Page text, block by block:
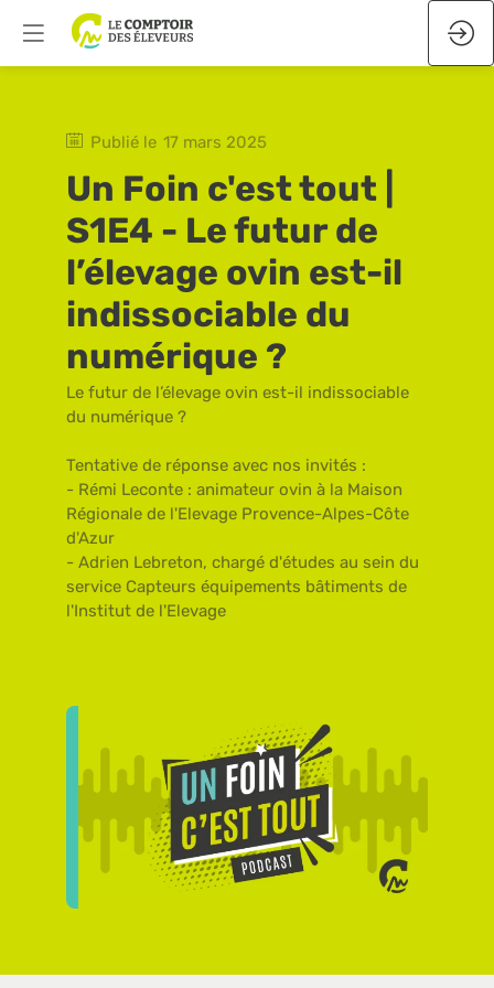
Publié le 17 mars 2025
Un Foin c'est tout |
S1E4 - Le futur de
l’élevage ovin est-il
indissociable du
numérique ?
Le futur de l’élevage ovin est-il indissociable
du numérique ?
Tentative de réponse avec nos invités :
- Rémi Leconte : animateur ovin à la Maison
Régionale de l'Elevage Provence-Alpes-Côte
d'Azur
- Adrien Lebreton, chargé d'études au sein du
service Capteurs équipements bâtiments de
l'Institut de l'Elevage